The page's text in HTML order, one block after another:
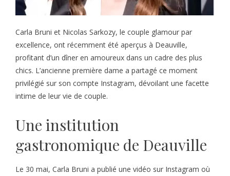
Carla Bruni et Nicolas Sarkozy, le couple glamour par
excellence, ont récemment été aperçus à Deauville,
profitant d’un dîner en amoureux dans un cadre des plus
chics. L’ancienne première dame a partagé ce moment
privilégié sur son compte Instagram, dévoilant une facette
intime de leur vie de couple.
Une institution
gastronomique de Deauville
Le 30 mai, Carla Bruni a publié une vidéo sur Instagram où